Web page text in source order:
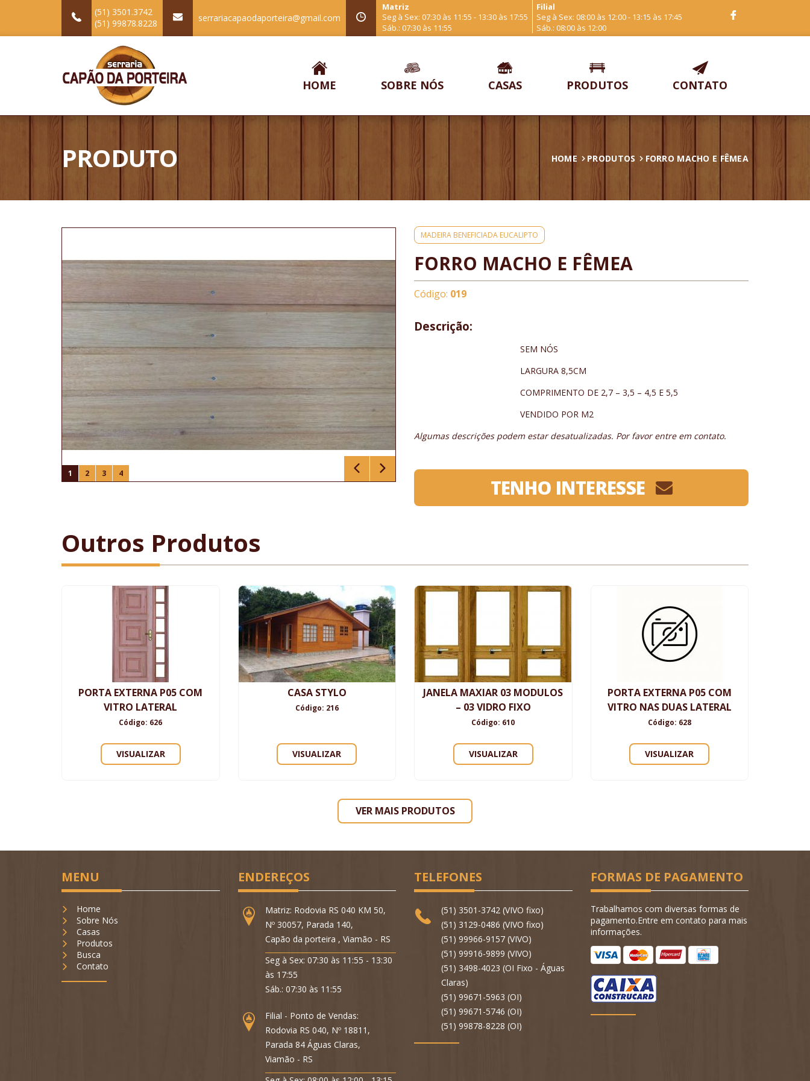
(51) 3501.3742
(51) 99878.8228
serrariacapaodaporteira@gmail.com
Matriz
Seg à Sex: 07:30 às 11:55 - 13:30 às 17:55
Sáb.: 07:30 às 11:55
Filial
Seg à Sex: 08:00 às 12:00 - 13:15 às 17:45
Sáb.: 08:00 às 12:00
HOME SOBRE NÓS CASAS PRODUTOS CONTATO
PRODUTO HOME PRODUTOS FORRO MACHO E FÊMEA
1 2 3 4
MADEIRA BENEFICIADA EUCALIPTO
FORRO MACHO E FÊMEA
Código: 019
Descrição:
SEM NÓS
LARGURA 8,5CM
COMPRIMENTO DE 2,7 – 3,5 – 4,5 E 5,5
VENDIDO POR M2
Algumas descrições podem estar desatualizadas. Por favor entre em contato.
TENHO INTERESSE
Outros Produtos
PORTA EXTERNA P05 COM
VITRO LATERAL
Código: 626
VISUALIZAR
CASA STYLO
Código: 216
VISUALIZAR
JANELA MAXIAR 03 MODULOS
– 03 VIDRO FIXO
Código: 610
VISUALIZAR
PORTA EXTERNA P05 COM
VITRO NAS DUAS LATERAL
Código: 628
VISUALIZAR
VER MAIS PRODUTOS
MENU
Home
Sobre Nós
Casas
Produtos
Busca
Contato
ENDEREÇOS
Matriz: Rodovia RS 040 KM 50,
Nº 30057, Parada 140,
Capão da porteira , Viamão - RS
Seg à Sex: 07:30 às 11:55 - 13:30
às 17:55
Sáb.: 07:30 às 11:55
Filial - Ponto de Vendas:
Rodovia RS 040, Nº 18811,
Parada 84 Águas Claras,
Viamão - RS
TELEFONES
(51) 3501-3742 (VIVO fixo)
(51) 3129-0486 (VIVO fixo)
(51) 99966-9157 (VIVO)
(51) 99916-9899 (VIVO)
(51) 3498-4023 (OI Fixo - Águas
Claras)
(51) 99671-5963 (OI)
(51) 99671-5746 (OI)
(51) 99878-8228 (OI)
FORMAS DE PAGAMENTO
Trabalhamos com diversas formas de
pagamento.Entre em contato para mais
informações.